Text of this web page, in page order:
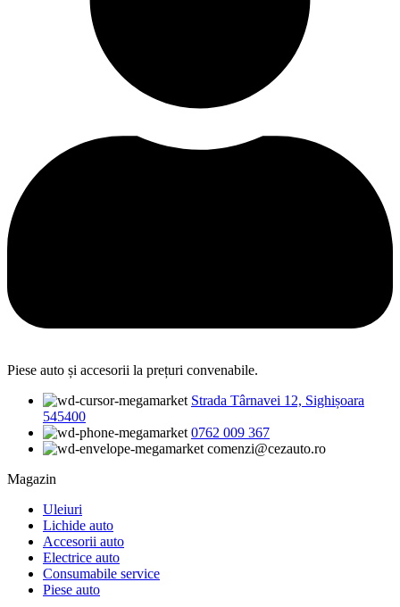
Piese auto și accesorii la prețuri convenabile.
Strada Târnavei 12, Sighișoara
545400
0762 009 367
comenzi@cezauto.ro
Magazin
Uleiuri
Lichide auto
Accesorii auto
Electrice auto
Consumabile service
Piese auto